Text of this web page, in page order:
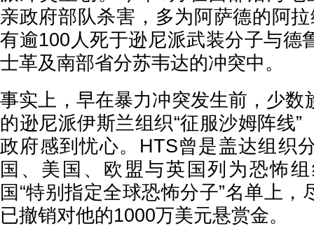
亲政府部队杀害，多为阿萨德的阿
有逾100人死于逊尼派武装分子与德
士革及南部省分苏韦达的冲突中。
事实上，早在暴力冲突发生前，少数
的逊尼派伊斯兰组织“征服沙姆阵线”
政府感到忧心。HTS曾是盖达组织
国、美国、欧盟与英国列为恐怖
国“特别指定全球恐怖分子”名单上
已撤销对他的1000万美元悬赏金。